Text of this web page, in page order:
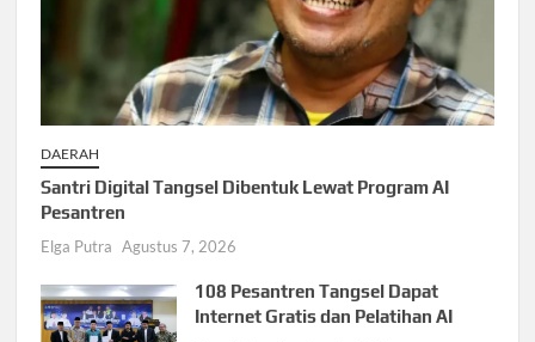
DAERAH
Santri Digital Tangsel Dibentuk Lewat Program AI
Pesantren
Elga Putra Agustus 7, 2026
108 Pesantren Tangsel Dapat
Internet Gratis dan Pelatihan AI